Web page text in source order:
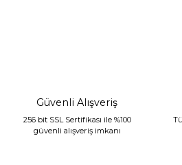
Güvenli Alışveriş
256 bit SSL Sertifikası ile %100
güvenli alışveriş imkanı